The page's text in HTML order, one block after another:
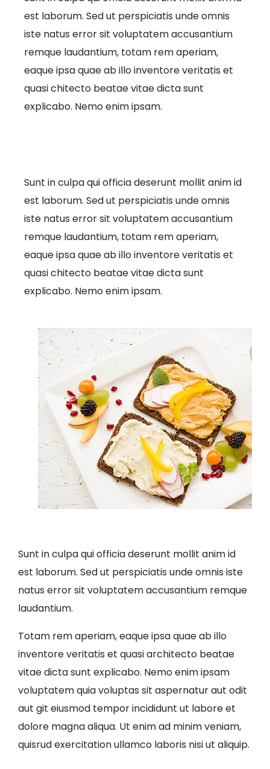
est laborum. Sed ut perspiciatis unde omnis
iste natus error sit voluptatem accusantium
remque laudantium, totam rem aperiam,
eaque ipsa quae ab illo inventore veritatis et
quasi chitecto beatae vitae dicta sunt
explicabo. Nemo enim ipsam.
Sunt in culpa qui officia deserunt mollit anim id
est laborum. Sed ut perspiciatis unde omnis
iste natus error sit voluptatem accusantium
remque laudantium, totam rem aperiam,
eaque ipsa quae ab illo inventore veritatis et
quasi chitecto beatae vitae dicta sunt
explicabo. Nemo enim ipsam.
Sunt in culpa qui officia deserunt mollit anim id
est laborum. Sed ut perspiciatis unde omnis iste
natus error sit voluptatem accusantium remque
laudantium.
Totam rem aperiam, eaque ipsa quae ab illo
inventore veritatis et quasi architecto beatae
vitae dicta sunt explicabo. Nemo enim ipsam
voluptatem quia voluptas sit aspernatur aut odit
aut git eiusmod tempor incididunt ut labore et
dolore magna aliqua. Ut enim ad minim veniam,
quisrud exercitation ullamco laboris nisi ut aliquip.